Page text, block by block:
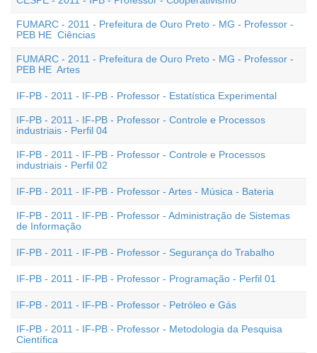
FUMARC - 2011 - Prefeitura de Ouro Preto - MG - Professor -
PEB HE  Ciências
FUMARC - 2011 - Prefeitura de Ouro Preto - MG - Professor -
PEB HE  Artes
IF-PB - 2011 - IF-PB - Professor - Estatística Experimental
IF-PB - 2011 - IF-PB - Professor - Controle e Processos
industriais - Perfil 04
IF-PB - 2011 - IF-PB - Professor - Controle e Processos
industriais - Perfil 02
IF-PB - 2011 - IF-PB - Professor - Artes - Música - Bateria
IF-PB - 2011 - IF-PB - Professor - Administração de Sistemas
de Informação
IF-PB - 2011 - IF-PB - Professor - Segurança do Trabalho
IF-PB - 2011 - IF-PB - Professor - Programação - Perfil 01
IF-PB - 2011 - IF-PB - Professor - Petróleo e Gás
IF-PB - 2011 - IF-PB - Professor - Metodologia da Pesquisa
Científica